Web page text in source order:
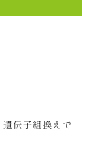
伝子組換えで